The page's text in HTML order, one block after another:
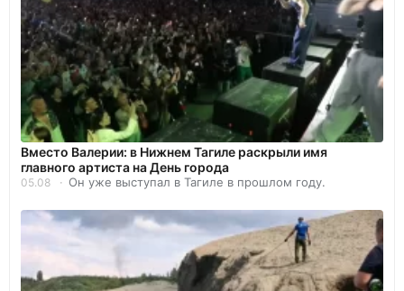
Вместо Валерии: в Нижнем Тагиле раскрыли имя
главного артиста на День города
05.08 Он уже выступал в Тагиле в прошлом году.